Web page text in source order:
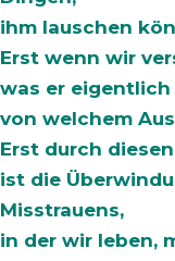
ihm lauschen
Erst wenn wir
was er
von welchem
Erst durch
ist die
Misstrauens,
in der wir leben,